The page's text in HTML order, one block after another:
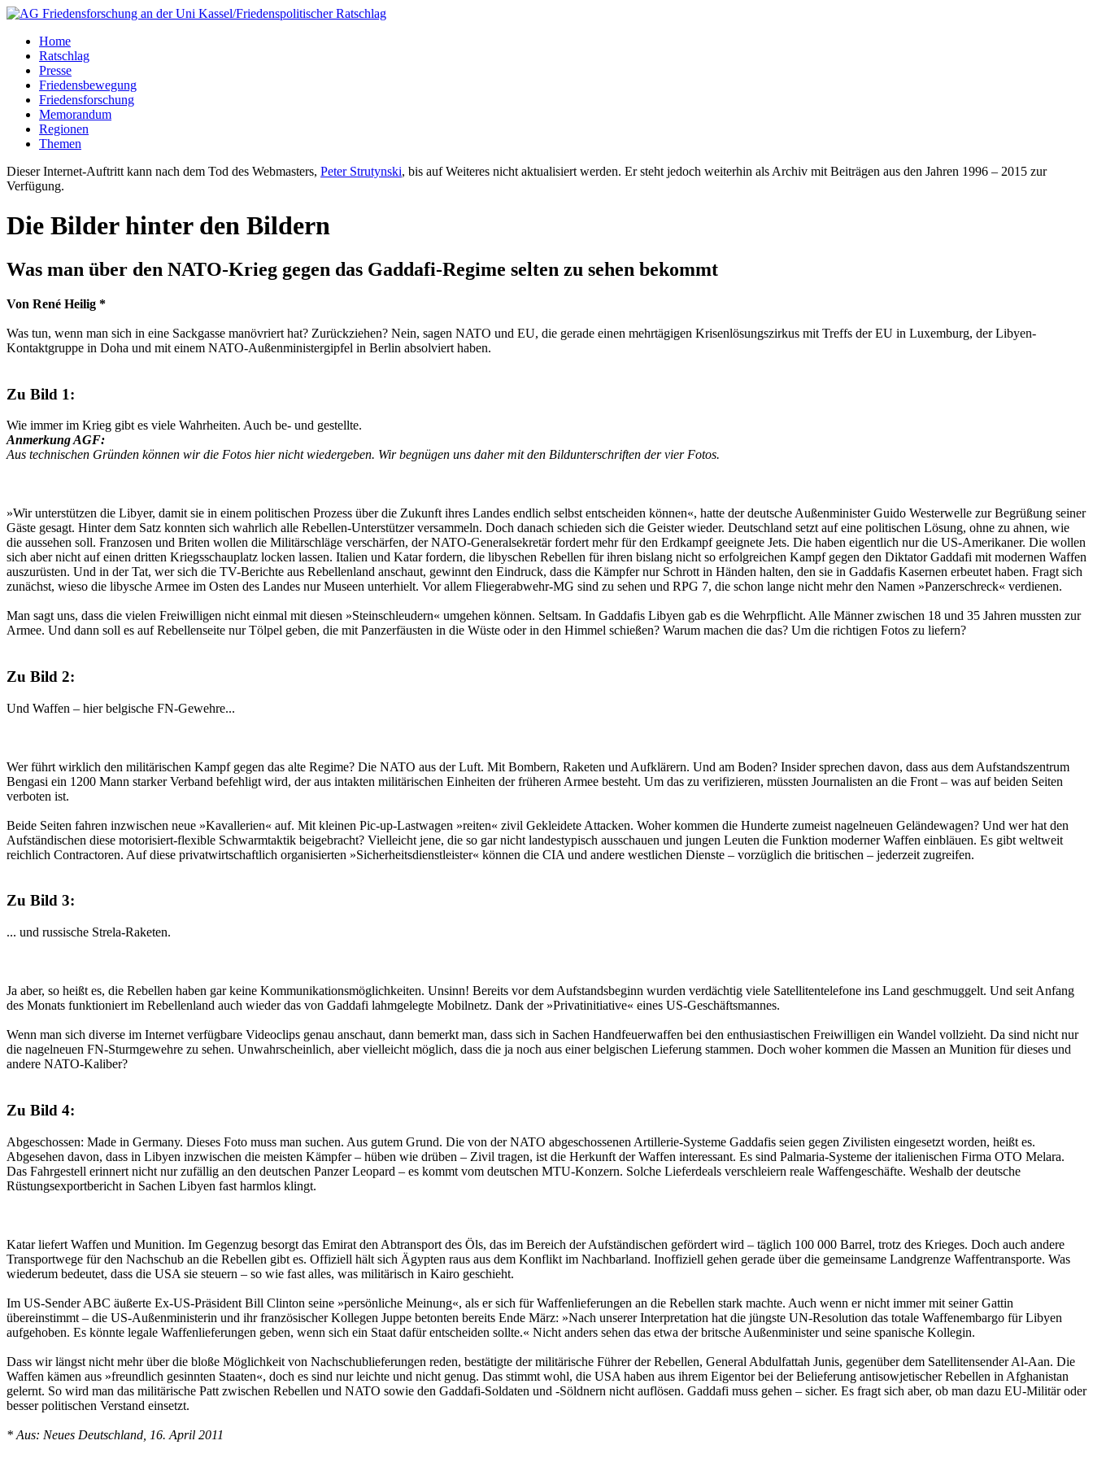
Home
Ratschlag
Presse
Friedensbewegung
Friedensforschung
Memorandum
Regionen
Themen
Dieser Internet-Auftritt kann nach dem Tod des Webmasters, Peter Strutynski, bis auf Weiteres nicht aktualisiert werden. Er steht jedoch weiterhin als Archiv mit Beiträgen aus den Jahren 1996 – 2015 zur
Verfügung.
Die Bilder hinter den Bildern
Was man über den NATO-Krieg gegen das Gaddafi-Regime selten zu sehen bekommt
Von René Heilig *
Was tun, wenn man sich in eine Sackgasse manövriert hat? Zurückziehen? Nein, sagen NATO und EU, die gerade einen mehrtägigen Krisenlösungszirkus mit Treffs der EU in Luxemburg, der Libyen-
Kontaktgruppe in Doha und mit einem NATO-Außenministergipfel in Berlin absolviert haben.
Zu Bild 1:
Wie immer im Krieg gibt es viele Wahrheiten. Auch be- und gestellte.
Anmerkung AGF:
Aus technischen Gründen können wir die Fotos hier nicht wiedergeben. Wir begnügen uns daher mit den Bildunterschriften der vier Fotos.
»Wir unterstützen die Libyer, damit sie in einem politischen Prozess über die Zukunft ihres Landes endlich selbst entscheiden können«, hatte der deutsche Außenminister Guido Westerwelle zur Begrüßung seiner
Gäste gesagt. Hinter dem Satz konnten sich wahrlich alle Rebellen-Unterstützer versammeln. Doch danach schieden sich die Geister wieder. Deutschland setzt auf eine politischen Lösung, ohne zu ahnen, wie
die aussehen soll. Franzosen und Briten wollen die Militärschläge verschärfen, der NATO-Generalsekretär fordert mehr für den Erdkampf geeignete Jets. Die haben eigentlich nur die US-Amerikaner. Die wollen
sich aber nicht auf einen dritten Kriegsschauplatz locken lassen. Italien und Katar fordern, die libyschen Rebellen für ihren bislang nicht so erfolgreichen Kampf gegen den Diktator Gaddafi mit modernen Waffen
auszurüsten. Und in der Tat, wer sich die TV-Berichte aus Rebellenland anschaut, gewinnt den Eindruck, dass die Kämpfer nur Schrott in Händen halten, den sie in Gaddafis Kasernen erbeutet haben. Fragt sich
zunächst, wieso die libysche Armee im Osten des Landes nur Museen unterhielt. Vor allem Fliegerabwehr-MG sind zu sehen und RPG 7, die schon lange nicht mehr den Namen »Panzerschreck« verdienen.
Man sagt uns, dass die vielen Freiwilligen nicht einmal mit diesen »Steinschleudern« umgehen können. Seltsam. In Gaddafis Libyen gab es die Wehrpflicht. Alle Männer zwischen 18 und 35 Jahren mussten zur
Armee. Und dann soll es auf Rebellenseite nur Tölpel geben, die mit Panzerfäusten in die Wüste oder in den Himmel schießen? Warum machen die das? Um die richtigen Fotos zu liefern?
Zu Bild 2:
Und Waffen – hier belgische FN-Gewehre...
Wer führt wirklich den militärischen Kampf gegen das alte Regime? Die NATO aus der Luft. Mit Bombern, Raketen und Aufklärern. Und am Boden? Insider sprechen davon, dass aus dem Aufstandszentrum
Bengasi ein 1200 Mann starker Verband befehligt wird, der aus intakten militärischen Einheiten der früheren Armee besteht. Um das zu verifizieren, müssten Journalisten an die Front – was auf beiden Seiten
verboten ist.
Beide Seiten fahren inzwischen neue »Kavallerien« auf. Mit kleinen Pic-up-Lastwagen »reiten« zivil Gekleidete Attacken. Woher kommen die Hunderte zumeist nagelneuen Geländewagen? Und wer hat den
Aufständischen diese motorisiert-flexible Schwarmtaktik beigebracht? Vielleicht jene, die so gar nicht landestypisch ausschauen und jungen Leuten die Funktion moderner Waffen einbläuen. Es gibt weltweit
reichlich Contractoren. Auf diese privatwirtschaftlich organisierten »Sicherheitsdienstleister« können die CIA und andere westlichen Dienste – vorzüglich die britischen – jederzeit zugreifen.
Zu Bild 3:
... und russische Strela-Raketen.
Ja aber, so heißt es, die Rebellen haben gar keine Kommunikationsmöglichkeiten. Unsinn! Bereits vor dem Aufstandsbeginn wurden verdächtig viele Satellitentelefone ins Land geschmuggelt. Und seit Anfang
des Monats funktioniert im Rebellenland auch wieder das von Gaddafi lahmgelegte Mobilnetz. Dank der »Privatinitiative« eines US-Geschäftsmannes.
Wenn man sich diverse im Internet verfügbare Videoclips genau anschaut, dann bemerkt man, dass sich in Sachen Handfeuerwaffen bei den enthusiastischen Freiwilligen ein Wandel vollzieht. Da sind nicht nur
die nagelneuen FN-Sturmgewehre zu sehen. Unwahrscheinlich, aber vielleicht möglich, dass die ja noch aus einer belgischen Lieferung stammen. Doch woher kommen die Massen an Munition für dieses und
andere NATO-Kaliber?
Zu Bild 4:
Abgeschossen: Made in Germany. Dieses Foto muss man suchen. Aus gutem Grund. Die von der NATO abgeschossenen Artillerie-Systeme Gaddafis seien gegen Zivilisten eingesetzt worden, heißt es.
Abgesehen davon, dass in Libyen inzwischen die meisten Kämpfer – hüben wie drüben – Zivil tragen, ist die Herkunft der Waffen interessant. Es sind Palmaria-Systeme der italienischen Firma OTO Melara.
Das Fahrgestell erinnert nicht nur zufällig an den deutschen Panzer Leopard – es kommt vom deutschen MTU-Konzern. Solche Lieferdeals verschleiern reale Waffengeschäfte. Weshalb der deutsche
Rüstungsexportbericht in Sachen Libyen fast harmlos klingt.
Katar liefert Waffen und Munition. Im Gegenzug besorgt das Emirat den Abtransport des Öls, das im Bereich der Aufständischen gefördert wird – täglich 100 000 Barrel, trotz des Krieges. Doch auch andere
Transportwege für den Nachschub an die Rebellen gibt es. Offiziell hält sich Ägypten raus aus dem Konflikt im Nachbarland. Inoffiziell gehen gerade über die gemeinsame Landgrenze Waffentransporte. Was
wiederum bedeutet, dass die USA sie steuern – so wie fast alles, was militärisch in Kairo geschieht.
Im US-Sender ABC äußerte Ex-US-Präsident Bill Clinton seine »persönliche Meinung«, als er sich für Waffenlieferungen an die Rebellen stark machte. Auch wenn er nicht immer mit seiner Gattin
übereinstimmt – die US-Außenministerin und ihr französischer Kollegen Juppe betonten bereits Ende März: »Nach unserer Interpretation hat die jüngste UN-Resolution das totale Waffenembargo für Libyen
aufgehoben. Es könnte legale Waffenlieferungen geben, wenn sich ein Staat dafür entscheiden sollte.« Nicht anders sehen das etwa der britsche Außenminister und seine spanische Kollegin.
Dass wir längst nicht mehr über die bloße Möglichkeit von Nachschublieferungen reden, bestätigte der militärische Führer der Rebellen, General Abdulfattah Junis, gegenüber dem Satellitensender Al-Aan. Die
Waffen kämen aus »freundlich gesinnten Staaten«, doch es sind nur leichte und nicht genug. Das stimmt wohl, die USA haben aus ihrem Eigentor bei der Belieferung antisowjetischer Rebellen in Afghanistan
gelernt. So wird man das militärische Patt zwischen Rebellen und NATO sowie den Gaddafi-Soldaten und -Söldnern nicht auflösen. Gaddafi muss gehen – sicher. Es fragt sich aber, ob man dazu EU-Militär oder
besser politischen Verstand einsetzt.
* Aus: Neues Deutschland, 16. April 2011